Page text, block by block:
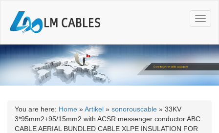
T
o
g
l
n
a
g
You are here: Home »Artikel » sonorouscable » 33KV
3*95mm2+95/15mm2 with ACSR messenger conductor ABC
CABLE AERIAL BUNDLED CABLE XLPE INSULATION FOR